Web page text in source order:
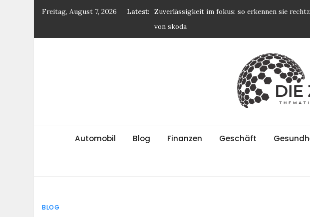
Freitag, August 7, 2026 Latest: Zuverlässigkeit im fokus: so erkennen sie
von skoda
Wien Trockenbau: Individuelle Raumkonzepte
Vitamin D – welchen Einfluss hat es und
Die Zivilisatoren
Automobil Blog Finanzen Geschäft
BLOG